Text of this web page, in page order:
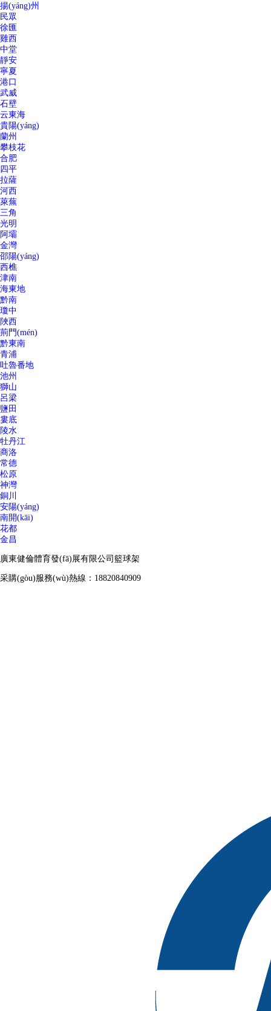
揚(yáng)州
民眾
徐匯
雞西
中堂
靜安
寧夏
港口
武威
石壁
云東海
貴陽(yáng)
蘭州
攀枝花
合肥
四平
拉薩
河西
萊蕪
三角
光明
阿壩
金灣
邵陽(yáng)
西樵
津南
海東地
黔南
瓊中
陜西
荊門(mén)
黔東南
青浦
吐魯番地
池州
獅山
呂梁
鹽田
婁底
陵水
牡丹江
商洛
常德
松原
神灣
銅川
安陽(yáng)
南開(kāi)
花都
金昌
廣東健倫體育發(fā)展有限公司籃球架
采購(gòu)服務(wù)熱線：18820840909